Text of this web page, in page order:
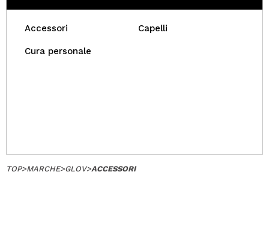
Accessori Capelli
Cura personale
TOP>MARCHE>GLOV>ACCESSORI